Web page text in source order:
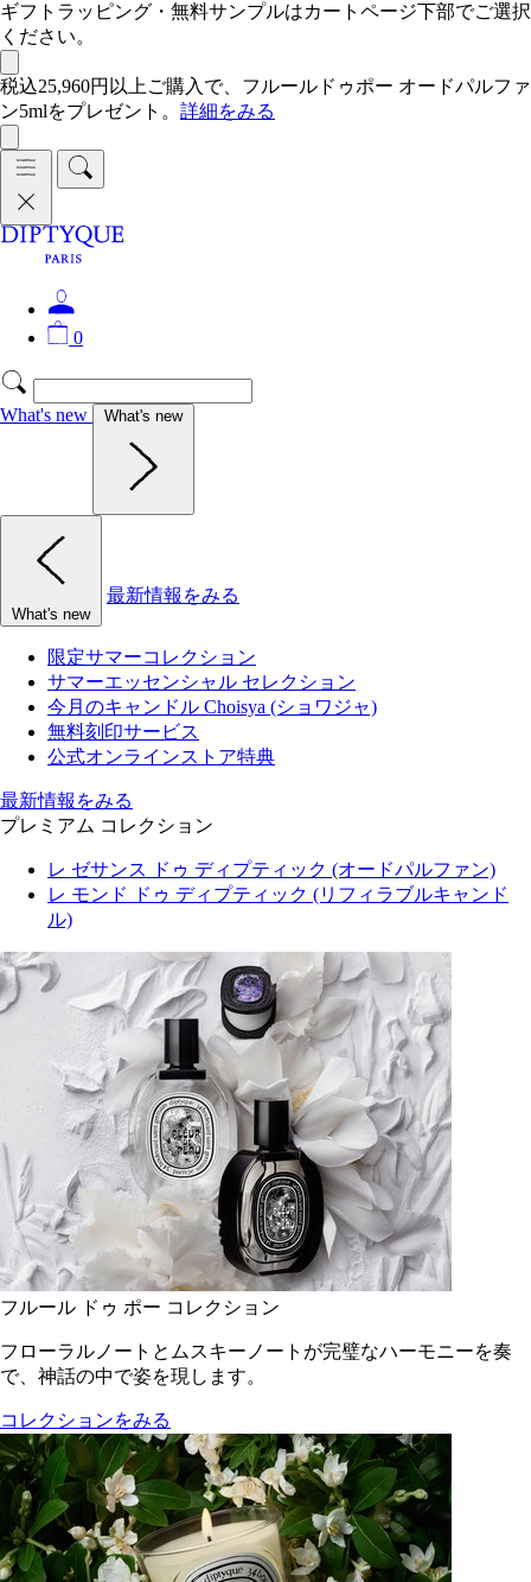
ギフトラッピング・無料サンプルはカートページ下部でご選択
ください。
税込25,960円以上ご購入で、フルールドゥポー オードパルファ
ン5mlをプレゼント。 詳細をみる
0
What's new What's new
What's new
最新情報をみる
限定サマーコレクション
サマーエッセンシャル セレクション
今月のキャンドル Choisya (ショワジャ)
無料刻印サービス
公式オンラインストア特典
最新情報をみる
プレミアム コレクション
レ ゼサンス ドゥ ディプティック (オードパルファン)
レ モンド ドゥ ディプティック (リフィラブルキャンド
ル)
フルール ドゥ ポー コレクション
フローラルノートとムスキーノートが完璧なハーモニーを奏
で、神話の中で姿を現します。
コレクションをみる